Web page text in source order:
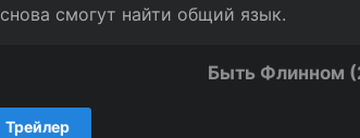
снова смогут найти общий язык.
Быть Флинном
Трейлер